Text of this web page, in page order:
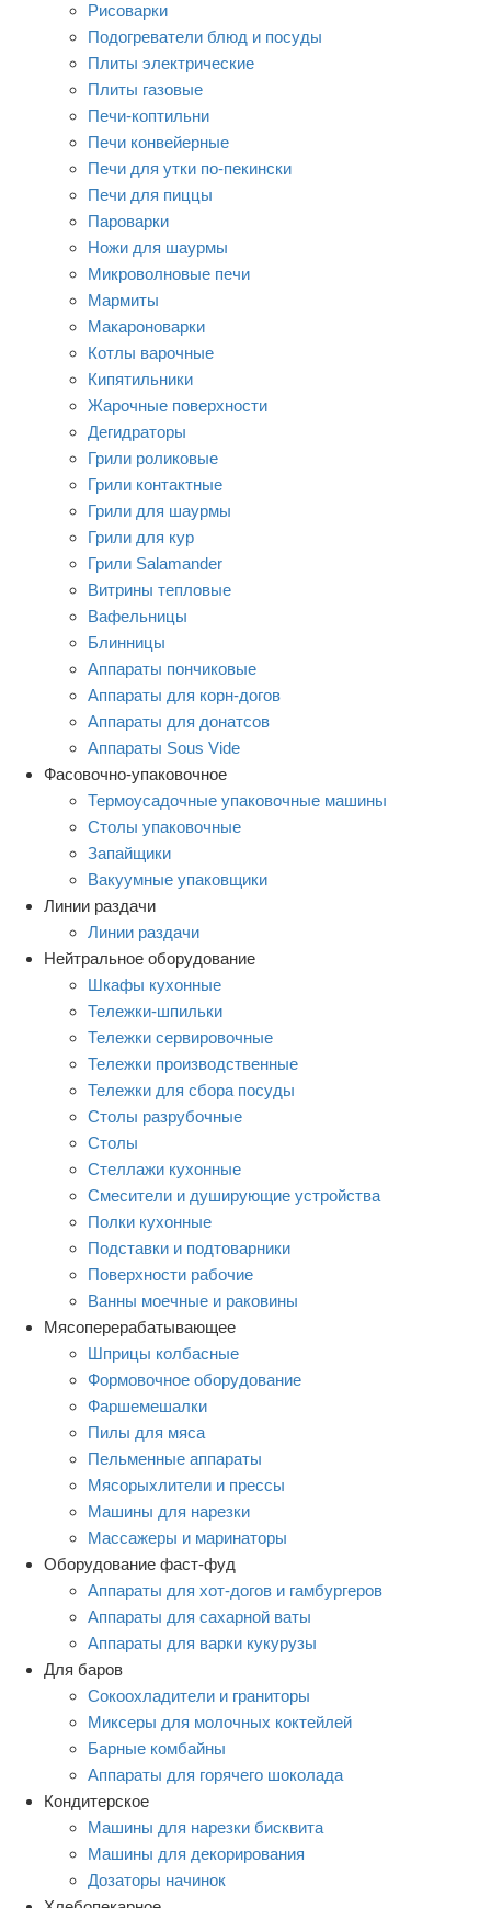
Рисоварки
Подогреватели блюд и посуды
Плиты электрические
Плиты газовые
Печи-коптильни
Печи конвейерные
Печи для утки по-пекински
Печи для пиццы
Пароварки
Ножи для шаурмы
Микроволновые печи
Мармиты
Макароноварки
Котлы варочные
Кипятильники
Жарочные поверхности
Дегидраторы
Грили роликовые
Грили контактные
Грили для шаурмы
Грили для кур
Грили Salamander
Витрины тепловые
Вафельницы
Блинницы
Аппараты пончиковые
Аппараты для корн-догов
Аппараты для донатсов
Аппараты Sous Vide
Фасовочно-упаковочное
Термоусадочные упаковочные машины
Столы упаковочные
Запайщики
Вакуумные упаковщики
Линии раздачи
Линии раздачи
Нейтральное оборудование
Шкафы кухонные
Тележки-шпильки
Тележки сервировочные
Тележки производственные
Тележки для сбора посуды
Столы разрубочные
Столы
Стеллажи кухонные
Смесители и душирующие устройства
Полки кухонные
Подставки и подтоварники
Поверхности рабочие
Ванны моечные и раковины
Мясоперерабатывающее
Шприцы колбасные
Формовочное оборудование
Фаршемешалки
Пилы для мяса
Пельменные аппараты
Мясорыхлители и прессы
Машины для нарезки
Массажеры и маринаторы
Оборудование фаст-фуд
Аппараты для хот-догов и гамбургеров
Аппараты для сахарной ваты
Аппараты для варки кукурузы
Для баров
Сокоохладители и граниторы
Миксеры для молочных коктейлей
Барные комбайны
Аппараты для горячего шоколада
Кондитерское
Машины для нарезки бисквита
Машины для декорирования
Дозаторы начинок